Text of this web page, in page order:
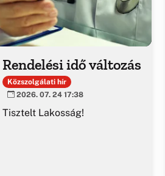
Rendelési idő változás
Közszolgálati hír
2026. 07. 24 17:38
Tisztelt Lakosság!